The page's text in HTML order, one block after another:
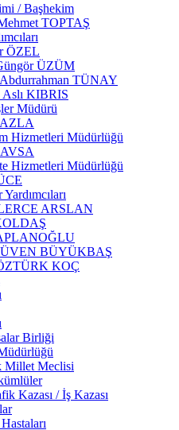
/ Başhekim
TOPTAŞ
ÖZEL
ÜZÜM
TÜNAY
KIBRIS
Müdürü
Hizmetleri Müdürlüğü
Hizmetleri Müdürlüğü
ARSLAN
BÜYÜKBAŞ
KOÇ
Birliği
Millet Meclisi
Kazası / İş Kazası